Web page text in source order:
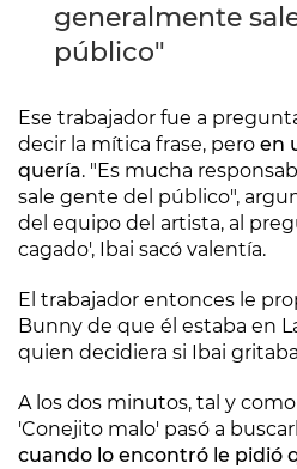
generalmente
público"
Ese trabajador fue a
decir la mítica frase, pero en
quería. "Es mucha
sale gente del público",
del equipo del artista, al
cagado', Ibai sacó valentía.
El trabajador entonces le
Bunny de que él estaba en
quien decidiera si Ibai
A los dos minutos, tal y
'Conejito malo' pasó a
cuando lo encontró le pidió